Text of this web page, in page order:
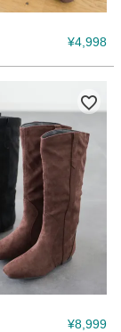
¥4,998
¥8,999